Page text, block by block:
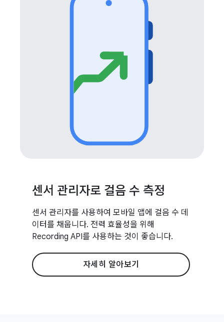
센서 관리자로 걸음 수 측정
센서 관리자를 사용하여 모바일 앱에 걸음 수 데
이터를 채웁니다. 전력 효율성을 위해
Recording API를 사용하는 것이 좋습니다.
자세히 알아보기